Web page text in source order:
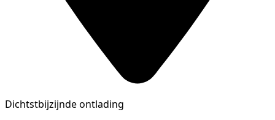
Dichtstbijzijnde ontlading